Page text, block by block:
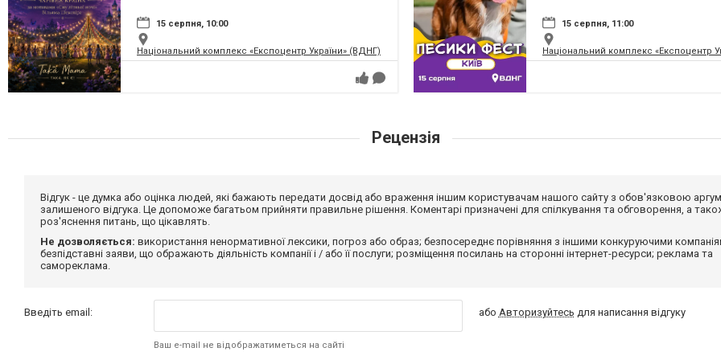
15 серпня, 10:00
Національний комплекс «Експоцентр України» (ВДНГ)
15 серпня, 11:00
Національний комплекс «Експоцентр
Рецензія
Відгук - це думка або оцінка людей, які бажають передати досвід або враження іншим користувачам нашого сайту з обов'язковою
залишеного відгука. Це допоможе багатьом прийняти правильне рішення. Коментарі призначені для спілкування та обговорення, а
роз'яснення питань, що цікавлять.
Не дозволяється: використання ненормативної лексики, погроз або образ; безпосереднє порівняння з іншими конкуруючими
безпідставні заяви, що ображають діяльність компанії і / або її послуги; розміщення посилань на сторонні інтернет-ресурси; реклама та
самореклама.
Введіть email:
Ваш e-mail не відображатиметься на сайті
або Авторизуйтесь для написання відгуку